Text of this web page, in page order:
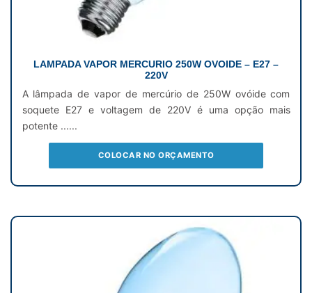
LAMPADA VAPOR MERCURIO 250W OVOIDE – E27 –
220V
A lâmpada de vapor de mercúrio de 250W ovóide com
soquete E27 e voltagem de 220V é uma opção mais
potente ......
COLOCAR NO ORÇAMENTO